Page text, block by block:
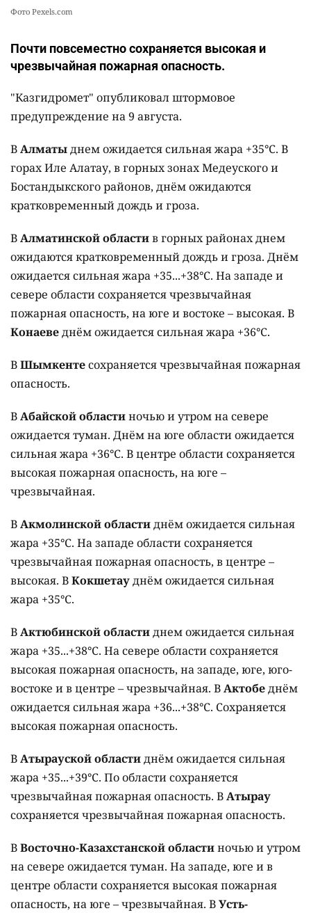
Фото Pexels.com
Почти повсеместно сохраняется высокая и
чрезвычайная пожарная опасность.
"Казгидромет" опубликовал штормовое
предупреждение на 9 августа.
ВАлматыднем ожидается сильная жара +35°C. В
горах Иле Алатау, в горных зонах Медеуского и
Бостандыкского районов, днём ожидаются
кратковременный дождь и гроза.
ВАлматинской областив горных районах днем
ожидаются кратковременный дождь и гроза. Днём
ожидается сильная жара +35...+38°C. На западе и
севере области сохраняется чрезвычайная
пожарная опасность, на юге и востоке – высокая. В
Конаеведнём ожидается сильная жара +36°C.
ВШымкентесохраняется чрезвычайная пожарная
опасность.
ВАбайской областиночью и утром на севере
ожидается туман. Днём на юге области ожидается
сильная жара +36°C. В центре области сохраняется
высокая пожарная опасность, на юге –
чрезвычайная.
ВАкмолинской областиднём ожидается сильная
жара +35°C. На западе области сохраняется
чрезвычайная пожарная опасность, в центре –
высокая. ВКокшетауднём ожидается сильная
жара +35°C.
ВАктюбинской областиднем ожидается сильная
жара +35...+38°C. На севере области сохраняется
высокая пожарная опасность, на западе, юге, юго-
востоке и в центре – чрезвычайная. ВАктобеднём
ожидается сильная жара +36...+38°C. Сохраняется
высокая пожарная опасность.
ВАтырауской областиднём ожидается сильная
жара +35...+39°C. По области сохраняется
чрезвычайная пожарная опасность. ВАтырау
сохраняется чрезвычайная пожарная опасность.
ВВосточно-Казахстанской областиночью и утром
на севере ожидается туман. На западе, юге и в
центре области сохраняется высокая пожарная
опасность, на юге – чрезвычайная. ВУсть-